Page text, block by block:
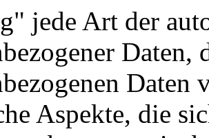
jede Art der
Daten,
Daten
Aspekte, die